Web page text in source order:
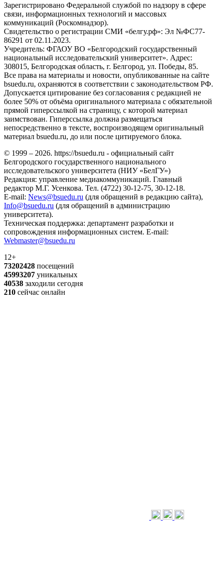
Зарегистрировано Федеральной службой по надзору в сфере
связи, информационных технологий и массовых
коммуникаций (Роскомнадзор).
Свидетельство о регистрации СМИ «белгу.рф»: Эл №ФС77-
86291 от 02.11.2023.
Учредитель: ФГАОУ ВО «Белгородский государственный
национальный исследовательский университет». Адрес:
308015, Белгородская область, г. Белгород, ул. Победы, 85.
Все права на материалы и новости, опубликованные на сайте
bsuedu.ru, охраняются в соответствии с законодательством РФ.
Допускается цитирование без согласования с редакцией не
более 50% от объёма оригинального материала с обязательной
прямой гиперссылкой на страницу, с которой материал
заимствован. Гиперссылка должна размещаться
непосредственно в тексте, воспроизводящем оригинальный
материал bsuedu.ru, до или после цитируемого блока.
© 1999 – 2026. https://bsuedu.ru - официальный сайт
Белгородского государственного национального
исследовательского университета (НИУ «БелГУ»)
Редакция: управление медиакоммуникаций. Главный
редактор М.Г. Усенкова. Тел. (4722) 30-12-75, 30-12-18.
E-mail: News@bsuedu.ru (для обращений в редакцию сайта),
Info@bsuedu.ru (для обращений в администрацию
университета).
Техническая поддержка: департамент разработки и
сопровождения информационных систем. E-mail:
Webmaster@bsuedu.ru
12+
73202428 посещений
45993207 уникальных
40538 заходили сегодня
210 сейчас онлайн